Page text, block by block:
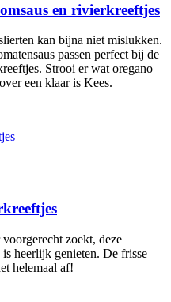
en rivierkreeftjes
kan bijna niet mislukken.
passen perfect bij de
Strooi er wat oregano
een klaar is Kees.
zoekt, deze
heerlijk genieten. De frisse
helemaal af!